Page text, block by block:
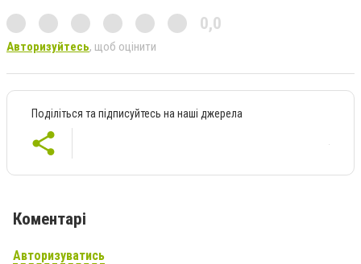
0,0
Авторизуйтесь, щоб оцінити
Поділіться та підписуйтесь на наші джерела
Коментарі
Авторизуватись